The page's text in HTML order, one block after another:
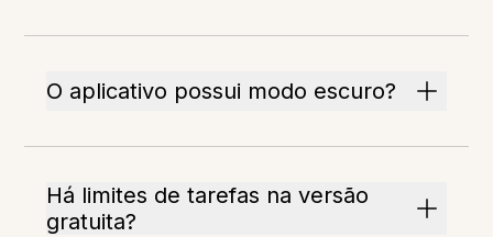
O aplicativo possui modo escuro?
Há limites de tarefas na versão
gratuita?